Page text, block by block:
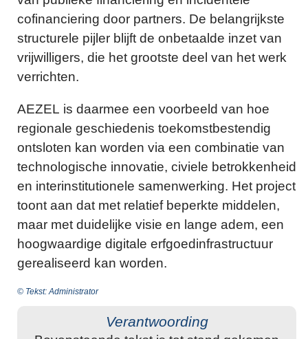
cofinanciering door partners. De belangrijkste
structurele pijler blijft de onbetaalde inzet van
vrijwilligers, die het grootste deel van het werk
verrichten.
AEZEL is daarmee een voorbeeld van hoe
regionale geschiedenis toekomstbestendig
ontsloten kan worden via een combinatie van
technologische innovatie, civiele betrokkenheid
en interinstitutionele samenwerking. Het project
toont aan dat met relatief beperkte middelen,
maar met duidelijke visie en lange adem, een
hoogwaardige digitale erfgoedinfrastructuur
gerealiseerd kan worden.
© Tekst: Administrator
Verantwoording